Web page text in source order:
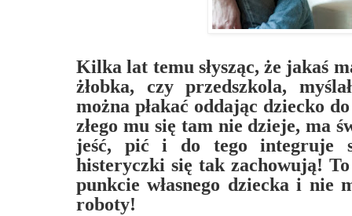
Kilka lat temu słysząc, że jakaś
żłobka, czy przedszkola,
można płakać oddając dziecko
złego mu się tam nie dzieje, ma
jeść, pić i do tego integruje
histeryczki się tak zachowują!
punkcie własnego dziecka i nie
roboty!